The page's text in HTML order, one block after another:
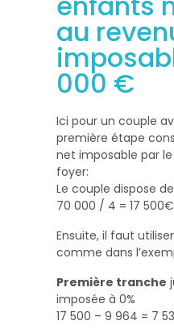
au
000 €
Ici pour un couple
première étape
net imposable par
foyer:
Le couple dispose
70 000 / 4 = 17 500€
Ensuite, il faut
comme dans
Première tranche
imposée à 0%
17 500 – 9 964 = 7